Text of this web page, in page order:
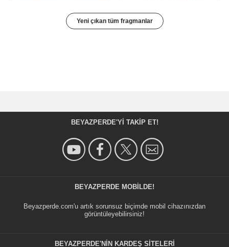
Yeni çıkan tüm fragmanlar
BEYAZPERDE'YI TAKIP ET!
BEYAZPERDE MOBILDE!
Beyazperde.com'u artık sorunsuz biçimde mobil cihazınızdan
görüntüleyebilirsiniz!
BEYAZPERDE'NIN KARDEŞ SİTELERİ